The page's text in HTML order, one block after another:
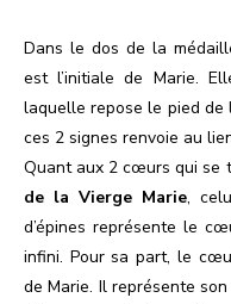
Dans le dos de la
est l’initiale de Marie.
laquelle repose le pied de
ces 2 signes renvoie au
Quant aux 2 cœurs qui se
de la Vierge Marie,
d’épines représente le
infini. Pour sa part, le
de Marie. Il représente